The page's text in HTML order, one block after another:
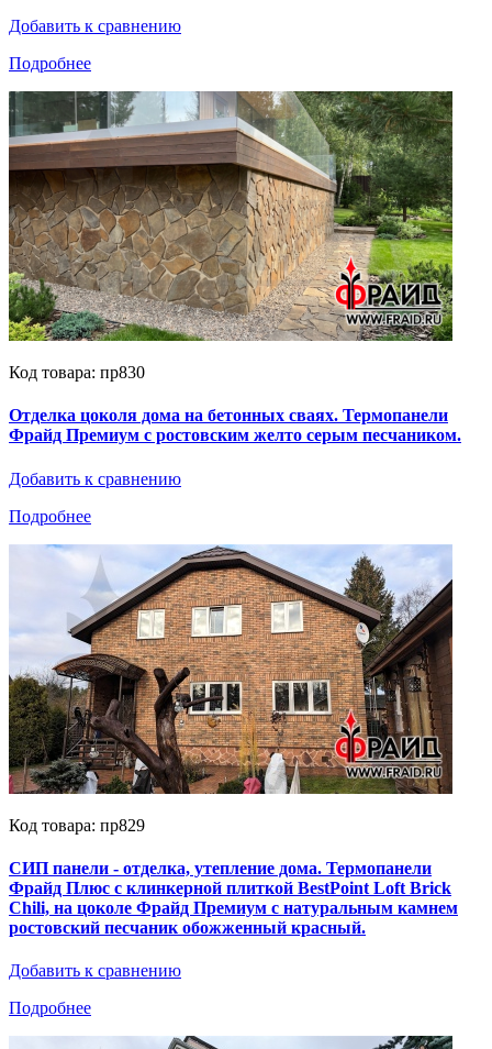
Добавить к сравнению
Подробнее
Код товара: пр830
Отделка цоколя дома на бетонных сваях. Термопанели
Фрайд Премиум с ростовским желто серым песчаником.
Добавить к сравнению
Подробнее
Код товара: пр829
СИП панели - отделка, утепление дома. Термопанели
Фрайд Плюс с клинкерной плиткой BestPoint Loft Brick
Chili, на цоколе Фрайд Премиум с натуральным камнем
ростовский песчаник обожженный красный.
Добавить к сравнению
Подробнее